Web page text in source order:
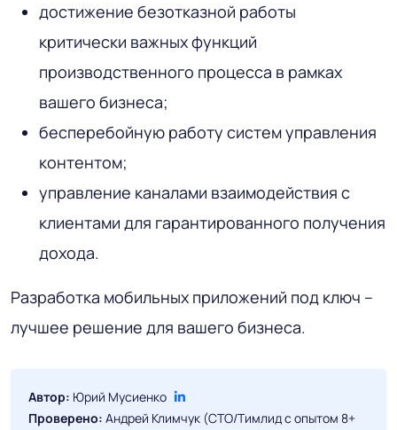
достижение безотказной работы
критически важных функций
производственного процесса в рамках
вашего бизнеса;
бесперебойную работу систем управления
контентом;
управление каналами взаимодействия с
клиентами для гарантированного получения
дохода.
Разработка мобильных приложений под ключ –
лучшее решение для вашего бизнеса.
Автор: Юрий Мусиенко
Проверено: Андрей Климчук (CTO/Тимлид с опытом 8+